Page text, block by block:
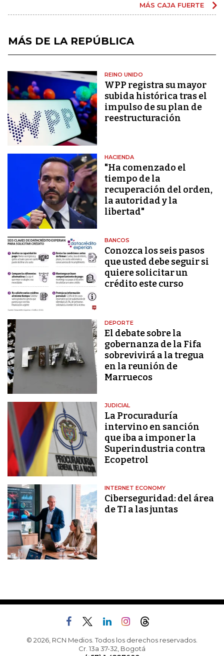
MÁS CAJA FUERTE
MÁS DE LA REPÚBLICA
REINO UNIDO
WPP registra su mayor
subida histórica tras el
impulso de su plan de
reestructuración
HACIENDA
"Ha comenzado el
tiempo de la
recuperación del orden,
la autoridad y la
libertad"
BANCOS
Conozca los seis pasos
que usted debe seguir si
quiere solicitar un
crédito este curso
DEPORTE
El debate sobre la
gobernanza de la Fifa
sobrevivirá a la tregua
en la reunión de
Marruecos
JUDICIAL
La Procuraduría
intervino en sanción
que iba a imponer la
Superindustria contra
Ecopetrol
INTERNET ECONOMY
Ciberseguridad: del área
de TI a las juntas
© 2026, RCN Medios. Todos los derechos reservados.
Cr. 13a 37-32, Bogotá